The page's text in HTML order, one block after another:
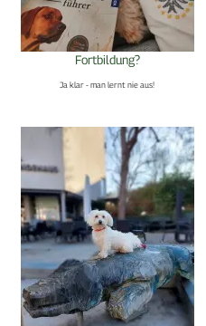
Fortbildung?
Ja klar - man lernt nie aus!